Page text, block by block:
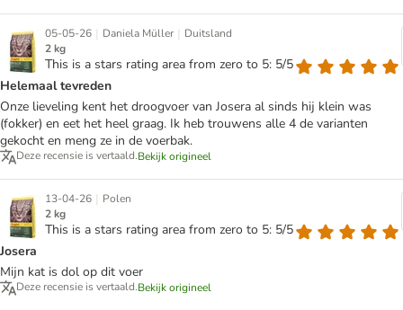
05-05-26 | Daniela Müller | Duitsland
2 kg
This is a stars rating area from zero to 5: 5/5
Helemaal tevreden
Onze lieveling kent het droogvoer van Josera al sinds hij klein was
(fokker) en eet het heel graag. Ik heb trouwens alle 4 de varianten
gekocht en meng ze in de voerbak.
Deze recensie is vertaald.Bekijk origineel
13-04-26 | Polen
2 kg
This is a stars rating area from zero to 5: 5/5
Josera
Mijn kat is dol op dit voer
Deze recensie is vertaald.Bekijk origineel